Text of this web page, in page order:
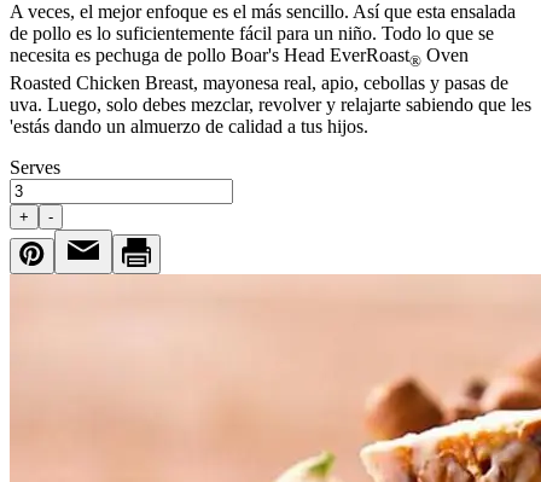
A veces, el mejor enfoque es el más sencillo. Así que esta ensalada
de pollo es lo suficientemente fácil para un niño. Todo lo que se
necesita es pechuga de pollo Boar's Head EverRoast® Oven
Roasted Chicken Breast, mayonesa real, apio, cebollas y pasas de
uva. Luego, solo debes mezclar, revolver y relajarte sabiendo que les
'estás dando un almuerzo de calidad a tus hijos.
Serves
+ -